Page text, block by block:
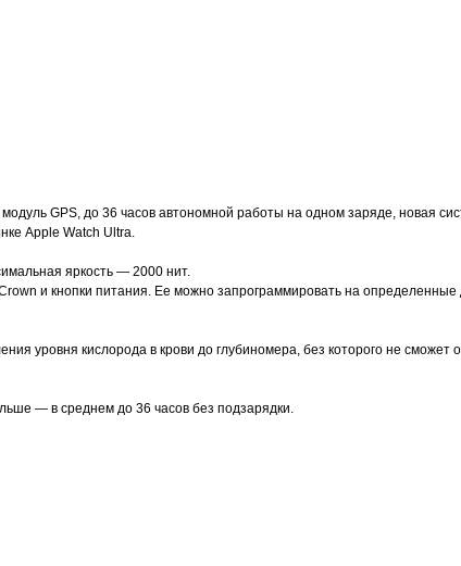
GPS, до 36 часов автономной работы на одном заряде, новая
Apple Watch Ultra.
яркость — 2000 нит.
и кнопки питания. Ее можно запрограммировать на определенные
уровня кислорода в крови до глубиномера, без которого не сможет
— в среднем до 36 часов без подзарядки.